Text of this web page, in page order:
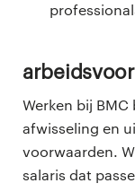
Werken bij
afwisseling en
voorwaarden.
salaris dat